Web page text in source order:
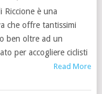
Riccione è una
che offre tantissimi
ben oltre ad un
per accogliere ciclisti
Read More